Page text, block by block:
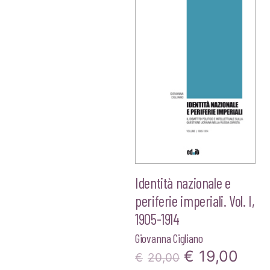
Identità nazionale e
periferie imperiali. Vol. I,
1905-1914
Giovanna Cigliano
€ 20,00 Il
€ 19,00